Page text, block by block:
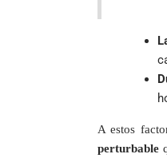
A estos
perturbable